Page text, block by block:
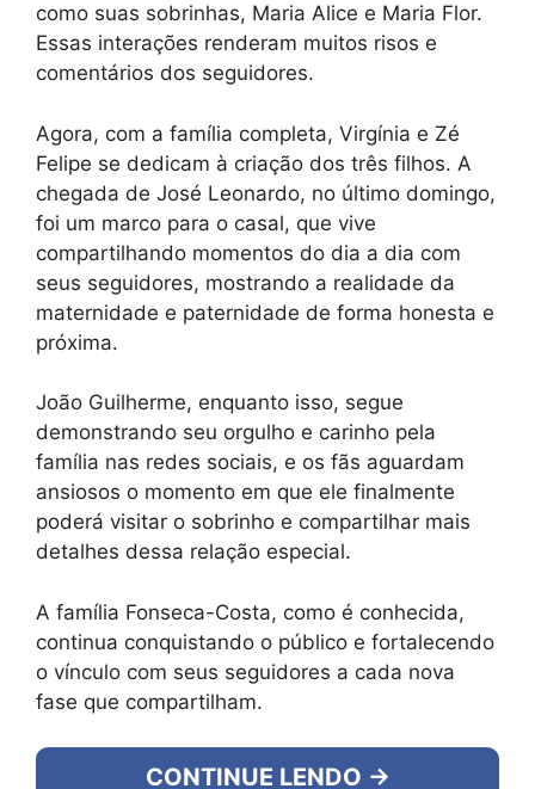
como suas sobrinhas, Maria Alice e Maria Flor.
Essas interações renderam muitos risos e
comentários dos seguidores.
Agora, com a família completa, Virgínia e Zé
Felipe se dedicam à criação dos três filhos. A
chegada de José Leonardo, no último domingo,
foi um marco para o casal, que vive
compartilhando momentos do dia a dia com
seus seguidores, mostrando a realidade da
maternidade e paternidade de forma honesta e
próxima.
João Guilherme, enquanto isso, segue
demonstrando seu orgulho e carinho pela
família nas redes sociais, e os fãs aguardam
ansiosos o momento em que ele finalmente
poderá visitar o sobrinho e compartilhar mais
detalhes dessa relação especial.
A família Fonseca-Costa, como é conhecida,
continua conquistando o público e fortalecendo
o vínculo com seus seguidores a cada nova
fase que compartilham.
CONTINUE LENDO →